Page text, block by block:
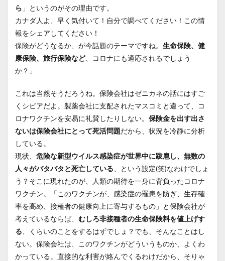
ら 」というのがその理由です。
カナダ人よ、早く気付いて！自分で調べてください！この情
報をシェアしてください！
保険がどうなるか、が今話題のテーマですね。 生命保険、健
康保険、旅行保険など、コロナにも適応されるでしょう
か？」
これは当然そうだろうね。保険会社はゼニカネの話にはすご
くシビアだよ。製薬会社に支配されたマスコミと違って、コ
ロナワクチンを安易に礼賛したりしない。 保険金を出す出さ
ないは保険会社にとって死活問題だから、状況を冷静に分析
している。
現状、 危険な新型ウイルス感染症が世界中に跋扈し、無数の
人々がバタバタと死亡している 、という設定(笑)なわけでしょ
う？そこに現れたのが、人類の期待を一身に背負ったコロナ
ワクチン。「このワクチンが、感染症の罹患を防ぎ、生存確
率を高め、接種者の健康向上に寄与するもの」と保険会社が
考えているならば、 むしろ非接種者の生命保険料を値上げす
る 、くらいのことをするはずでしょ？でも、そんなことはし
ない。保険会社は、このワクチンがどういうものか、よくわ
かっている。直接的な利害が絡んでくるわけだから、そりゃ